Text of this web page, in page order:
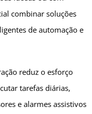
combinar soluções
de automação e
reduz o esforço
tarefas diárias,
e alarmes assistivos